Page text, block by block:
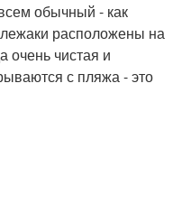
обычный - как
расположены на
чистая и
с пляжа - это